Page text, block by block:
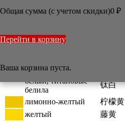
 / Статьи /Сравнение красок
Сравнение красок
Цвет Название
белый, титановые
белила
钛白
лимонно-желтый
柠檬黄
желтый
藤黄
Общая сумма (с учетом скидки)0 ₽
Перейти в корзину
Ваша корзина пуста.